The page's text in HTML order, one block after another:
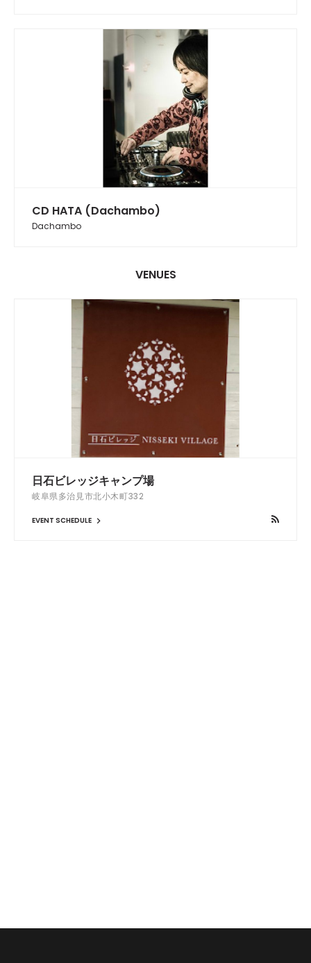
CD HATA (Dachambo)
Dachambo
VENUES
日石ビレッジキャンプ場
岐阜県多治見市北小木町332
EVENT SCHEDULE